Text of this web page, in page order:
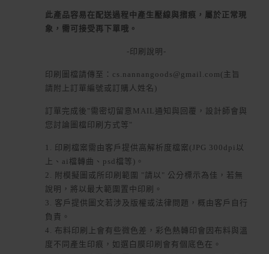
此產品容易在配送過程中產生壓線與摺痕，屬於正常現
象，需可接受再下單哦。
-印刷說明-
印刷圖檔請傳至：cs.nannangoods@gmail.com(主旨
請附上訂單編號或訂購人姓名)
訂單完成後"需密切留意MAIL通知與回覆，設計師會與
您討論圖檔印刷方式等"
1. 印刷檔案需由客戶提供高解析度檔案(JPG 300dpi以
上、ai檔轉曲、psd檔等)。
2. 附模擬圖或所印刷範圍 "請以" 公分標示為佳，若無
說明，將以最大範圍置中印刷。
3. 客戶提供圖文若涉及版權或法律問題，概由客戶自行
負責。
4. 布料印刷上會有些微色差，彩色熱轉印會因布料與溫
度不同產生印痕，如選白膜印刷會有個底色在。